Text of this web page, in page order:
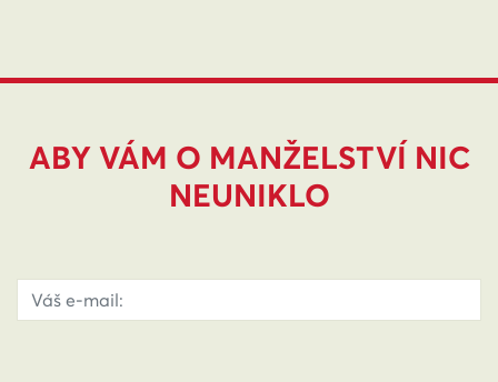
ABY VÁM O MANŽELSTVÍ NIC
NEUNIKLO